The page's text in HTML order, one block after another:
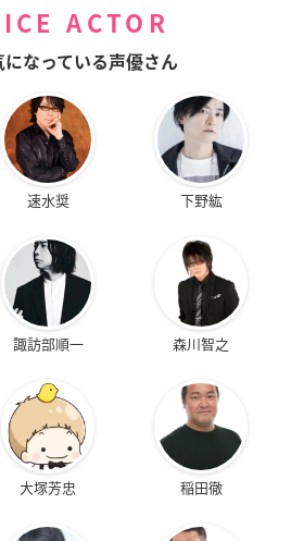
ACTOR
になっている声優さん
速水奨 下野紘
諏訪部順一 森川智之
大塚芳忠 稲田徹